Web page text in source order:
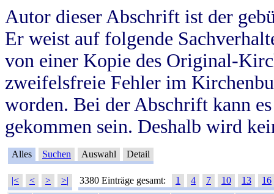
Autor dieser Abschrift ist der
Er weist auf folgende
von einer Kopie des Original-
zweifelsfreie Fehler im
worden. Bei der Abschrift kann
gekommen sein. Deshalb wird
Alles Suchen Auswahl Detail
|< < > >| 3380 Einträge gesamt: 1 4 7 10 13
16